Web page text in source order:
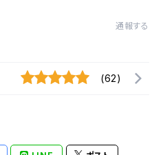
通報する
(62)